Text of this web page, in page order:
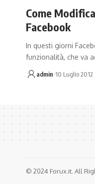
Come
Facebook
In questi giorni
funzionalità, che va
admin 10 Luglio 2012
© 2024 Forux.it. All